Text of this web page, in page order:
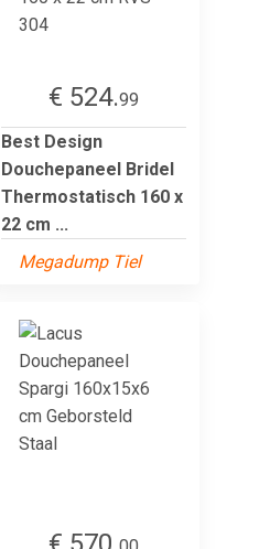
€ 524.99
Best Design
Douchepaneel Bridel
Thermostatisch 160 x
22 cm ...
Megadump Tiel